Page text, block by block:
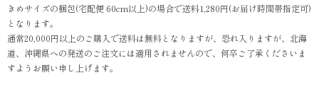
きめサイズの梱包(宅配便 60cm以上)の場合で送料1,280円(お届け時間帯指定可)
となります。
通常20,000円以上のご購入で送料は無料となりますが、恐れ入りますが、北海
道、沖縄県への発送のご注文には適用されませんので、何卒ご了承くださいま
すようお願い申し上げます。